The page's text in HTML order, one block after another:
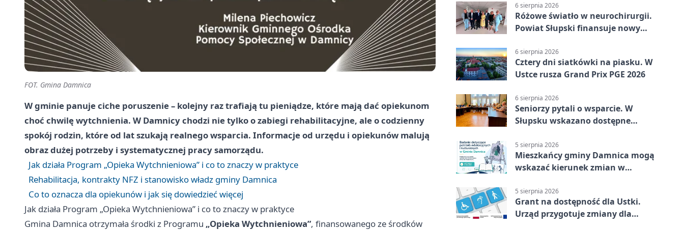
FOT. Gmina Damnica
W gminie panuje ciche poruszenie – kolejny raz trafiają tu pieniądze, które mają dać opiekunom
choć chwilę wytchnienia. W Damnicy chodzi nie tylko o zabiegi rehabilitacyjne, ale o codzienny
spokój rodzin, które od lat szukają realnego wsparcia. Informacje od urzędu i opiekunów malują
obraz dużej potrzeby i systematycznej pracy samorządu.
Jak działa Program „Opieka Wytchnieniowa” i co to znaczy w praktyce
Rehabilitacja, kontrakty NFZ i stanowisko władz gminy Damnica
Co to oznacza dla opiekunów i jak się dowiedzieć więcej
Jak działa Program „Opieka Wytchnieniowa” i co to znaczy w praktyce
Gmina Damnica otrzymała środki z Programu „Opieka Wytchnieniowa”, finansowanego ze środków
6 sierpnia 2026
Różowe światło w neurochirurgii.
Powiat Słupski finansuje nowy
6 sierpnia 2026
Cztery dni siatkówki na piasku. W
Ustce rusza Grand Prix PGE 2026
6 sierpnia 2026
Seniorzy pytali o wsparcie. W
Słupsku wskazano dostępne
5 sierpnia 2026
Mieszkańcy gminy Damnica mogą
wskazać kierunek zmian w
5 sierpnia 2026
Grant na dostępność dla Ustki.
Urząd przygotuje zmiany dla